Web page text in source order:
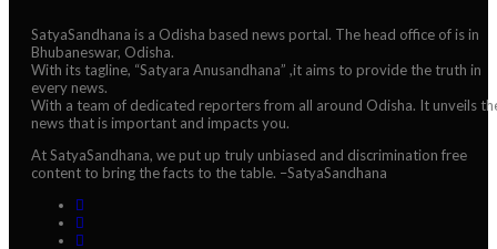
SatyaSandhana is a Odisha based news portal. The head office of is in
Bhubaneswar, Odisha.
With its tagline, “Satyara Anusandhana” ,it aims to provide the truth in
every news.
With a team of dedicated reporters from all around Odisha. It unveils
news that is important and impacts you.
At SatyaSandhana, we put up truly unbiased and discrimination free
content to bring the facts to the table. –SatyaSandhana